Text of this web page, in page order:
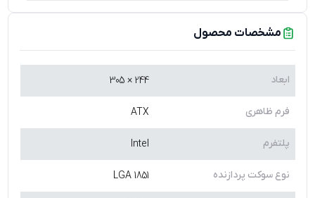
قابلیت ارتقا داشته است.
مادربرد ASUS TUF GAMING B860-PLUS WIFI DDR5
DIGI+ VRM
پردازش های سنگین ، بازی های طولانی و اجرای نرم افزارهای
حرفه ای عملکردی پایدار داشته باشد. فناوری های حفاظتی مانند
ESD Guards
TUF LANGuard
قطعات را در برابر نوسانات و الکتریسیته ساکن تضمین می کنند.
یکی از مهم ترین مزایایخرید مادربرد B860-PLUS WIFI DDR5
مشخصات محصول
ابعاد 244 × 305
فرم ظاهری ATX
پلتفرم Intel
نوع سوکت پردازنده LGA 1851